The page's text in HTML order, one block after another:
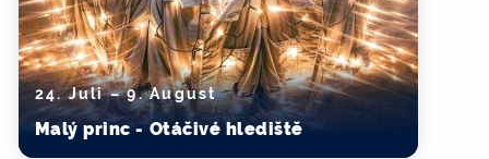
24. Juli – 9. August
Malý princ - Otáčivé hlediště